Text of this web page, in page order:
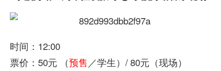
时间：12:00
票价：50元 （预售 ／学生）/ 80元（现场）